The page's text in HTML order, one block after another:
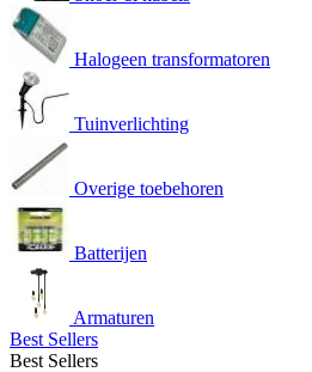
Halogeen transformatoren
Tuinverlichting
Overige toebehoren
Batterijen
Armaturen
Best Sellers
Best Sellers